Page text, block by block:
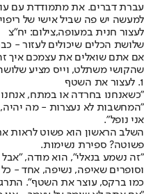
עברת דברים. את מתמודדת עם
למעשה יש פה שביל אישי של
לעצור חנית במעופה,צילום: יח"צ
שלושת הכלים שיכולים לעזור -
אם אתם שואלים את עצמכם איך
שהקושי משתלט, וייס מציע
1. לעצור את השטף
"כשאנחנו בחרדה או במתח,
"המחשבות לא נעצרות - מה
אני נופל".
השלב הראשון הוא פשוט לראות
פשוטה? ספירת נשימות.
"זה נשמע בנאלי", הוא מודה,
וסופרים שאיפה, נשיפה, אחד -
כמו ברקס, עוצר את השטף".